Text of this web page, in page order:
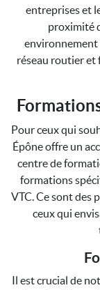
entreprises et
proximité
environnement
réseau routier et
Pour ceux qui
Épône offre un
centre de
formations
VTC. Ce sont des
ceux qui
Il est crucial de